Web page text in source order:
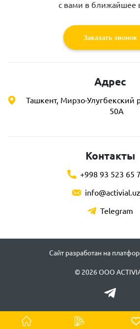
с вами в ближайшее
Заказать звонок
Адрес
Ташкент, Мирзо-Улугбекский
50А
Контакты
+998 93 523 65
info@activial.uz
Telegram
Сайт разработан на
© 2026 ООО